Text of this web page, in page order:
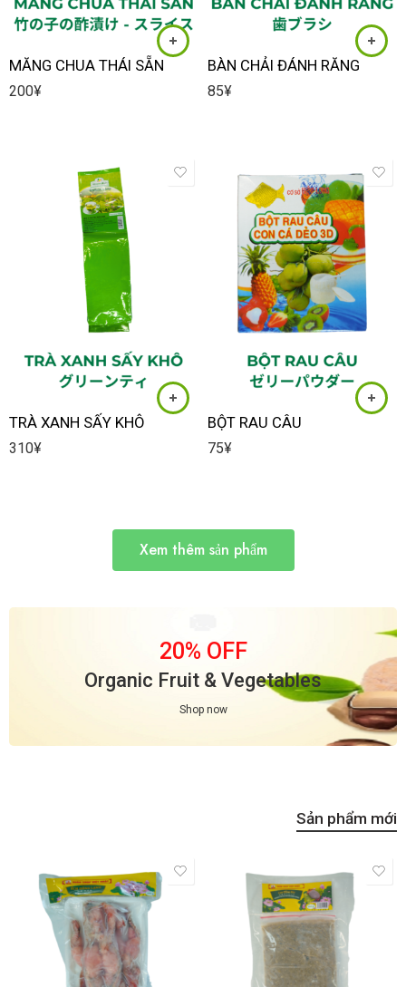
MĂNG CHUA THÁI SẴN
200¥
BÀN CHẢI ĐÁNH RĂNG
85¥
TRÀ XANH SẤY KHÔ
310¥
BỘT RAU CÂU
75¥
Xem thêm sản phẩm
20% OFF
Organic Fruit & Vegetables
Shop now
Sản phẩm mới